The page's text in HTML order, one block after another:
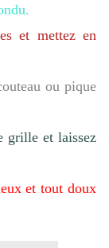
et mettez en
ou pique
grille et laissez
et tout doux